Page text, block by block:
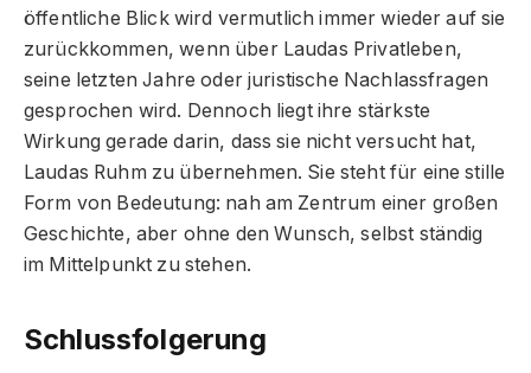
öffentliche Blick wird vermutlich immer wieder auf sie
zurückkommen, wenn über Laudas Privatleben,
seine letzten Jahre oder juristische Nachlassfragen
gesprochen wird. Dennoch liegt ihre stärkste
Wirkung gerade darin, dass sie nicht versucht hat,
Laudas Ruhm zu übernehmen. Sie steht für eine stille
Form von Bedeutung: nah am Zentrum einer großen
Geschichte, aber ohne den Wunsch, selbst ständig
im Mittelpunkt zu stehen.
Schlussfolgerung